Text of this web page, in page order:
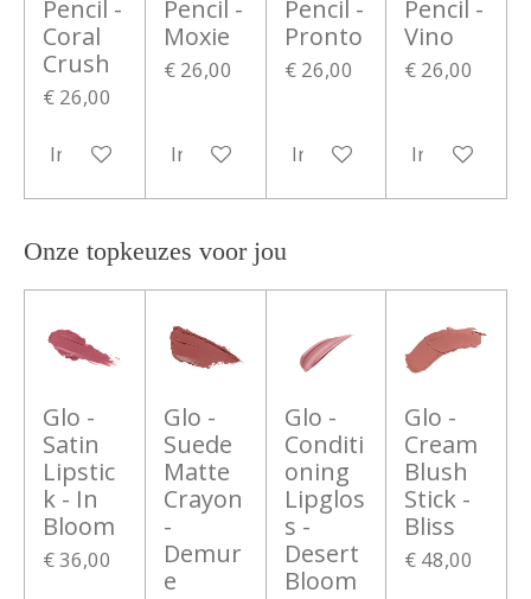
Pencil -
Coral
Crush
€ 26,00
In winkelwagen
Pencil -
Moxie
€ 26,00
In winkelwagen
Pencil -
Pronto
€ 26,00
In winkelwagen
Pencil -
Vino
€ 26,00
In
Onze topkeuzes voor jou
Glo -
Satin
Lipstic
k - In
Bloom
€ 36,00
Glo -
Suede
Matte
Crayon
-
Demur
e
Glo -
Conditi
oning
Lipglos
s -
Desert
Bloom
Glo -
Cream
Blush
Stick -
Bliss
€ 48,00